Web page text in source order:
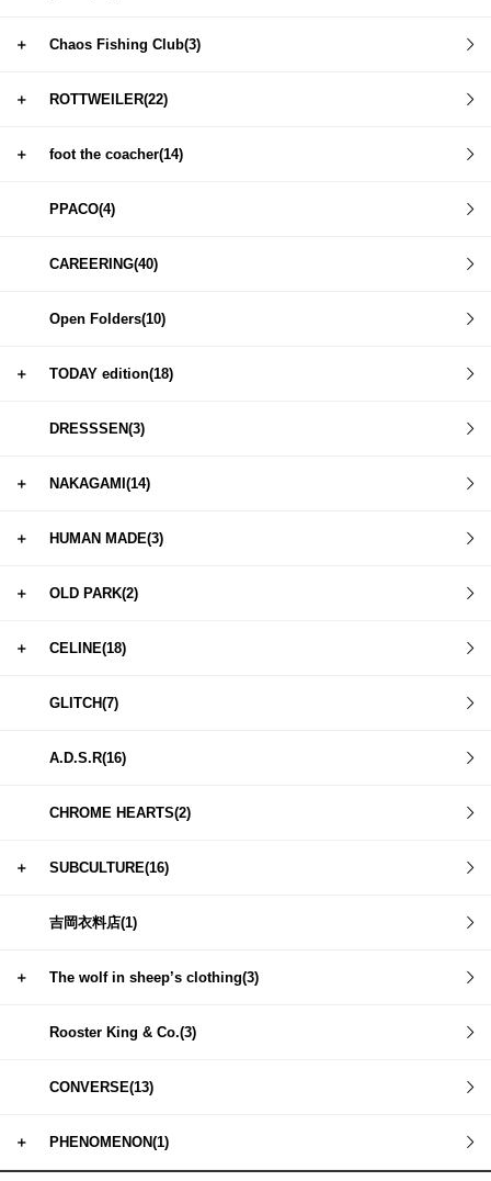
＋ Chaos Fishing Club(3)
＋ ROTTWEILER(22)
＋ foot the coacher(14)
PPACO(4)
CAREERING(40)
Open Folders(10)
＋ TODAY edition(18)
DRESSSEN(3)
＋ NAKAGAMI(14)
＋ HUMAN MADE(3)
＋ OLD PARK(2)
＋ CELINE(18)
GLITCH(7)
A.D.S.R(16)
CHROME HEARTS(2)
＋ SUBCULTURE(16)
吉岡衣料店(1)
＋ The wolf in sheep’s clothing(3)
Rooster King & Co.(3)
CONVERSE(13)
＋ PHENOMENON(1)